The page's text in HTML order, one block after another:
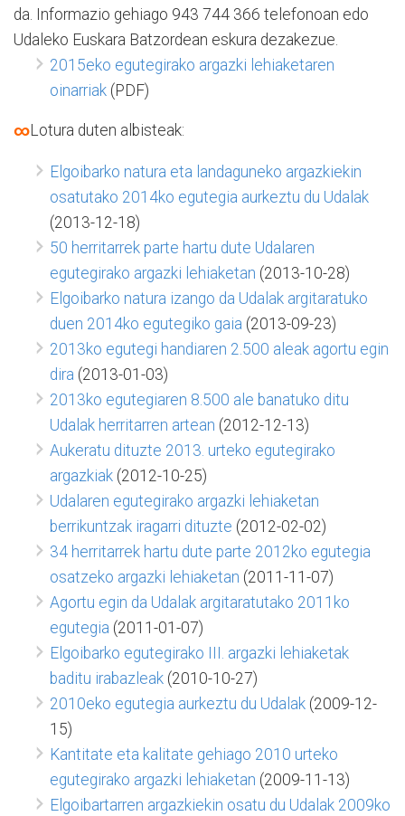
da. Informazio gehiago 943 744 366 telefonoan edo
Udaleko Euskara Batzordean eskura dezakezue.
2015eko egutegirako argazki lehiaketaren
oinarriak (PDF)
∞Lotura duten albisteak:
Elgoibarko natura eta landaguneko argazkiekin
osatutako 2014ko egutegia aurkeztu du Udalak
(2013-12-18)
50 herritarrek parte hartu dute Udalaren
egutegirako argazki lehiaketan (2013-10-28)
Elgoibarko natura izango da Udalak argitaratuko
duen 2014ko egutegiko gaia (2013-09-23)
2013ko egutegi handiaren 2.500 aleak agortu egin
dira (2013-01-03)
2013ko egutegiaren 8.500 ale banatuko ditu
Udalak herritarren artean (2012-12-13)
Aukeratu dituzte 2013. urteko egutegirako
argazkiak (2012-10-25)
Udalaren egutegirako argazki lehiaketan
berrikuntzak iragarri dituzte (2012-02-02)
34 herritarrek hartu dute parte 2012ko egutegia
osatzeko argazki lehiaketan (2011-11-07)
Agortu egin da Udalak argitaratutako 2011ko
egutegia (2011-01-07)
Elgoibarko egutegirako III. argazki lehiaketak
baditu irabazleak (2010-10-27)
2010eko egutegia aurkeztu du Udalak (2009-12-
15)
Kantitate eta kalitate gehiago 2010 urteko
egutegirako argazki lehiaketan (2009-11-13)
Elgoibartarren argazkiekin osatu du Udalak 2009ko